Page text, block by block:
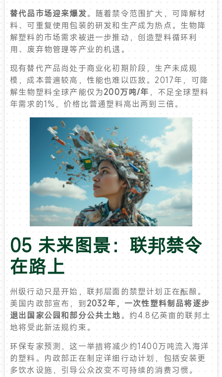
替代品市场迎来爆发。随着禁令范围扩大，可降解材
料、可重复使用包装的研发和生产成为热点。生物降
解塑料的市场需求被进一步推动，创造塑料循环利
用、废弃物管理等产业的机遇。
现有替代产品尚处于商业化初期阶段，生产未成规
模，成本普遍较高，性能也难以匹敌。2017年，可降
解生物塑料全球产能仅为200万吨/年 ，不足全球塑料
年需求的1%，价格比普通塑料高出两到三倍。
05 未来图景：联邦禁令
在路上
州级行动只是开始，联邦层面的禁塑计划正在酝酿。
美国内政部宣布，到2032年，一次性塑料制品将逐步
退出国家公园和部分公共土地。约4.8亿英亩的联邦土
地将受此新法规约束。
环保专家预测，这一举措将减少约1400万吨流入海洋
的塑料。内政部正在制定详细行动计划，包括安装更
多饮水设施，引导公众改变不可持续的消费习惯。